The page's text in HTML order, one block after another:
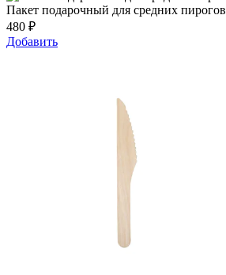
Пакет подарочный для средних пирогов
480 ₽
Добавить